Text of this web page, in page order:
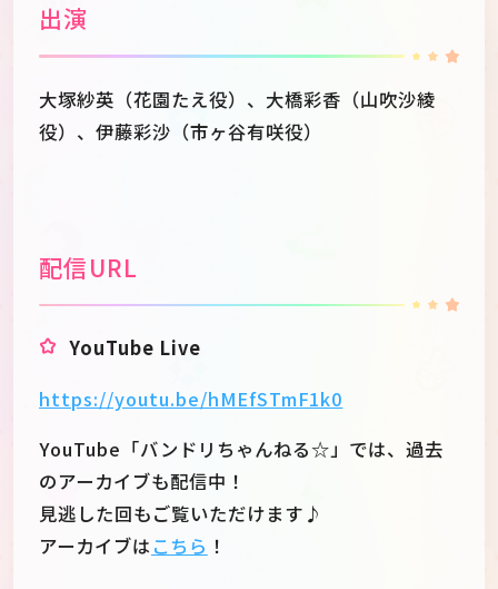
出演
大塚紗英（花園たえ役）、大橋彩香（山吹沙綾
役）、伊藤彩沙（市ヶ谷有咲役）
配信URL
YouTube Live
https://youtu.be/hMEfSTmF1k0
YouTube「バンドリちゃんねる☆」では、過去
のアーカイブも配信中！
見逃した回もご覧いただけます♪
アーカイブは こちら ！